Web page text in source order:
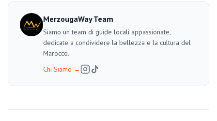
MerzougaWay Team
Siamo un team di guide locali appassionate,
dedicate a condividere la bellezza e la cultura del
Marocco.
Chi Siamo →